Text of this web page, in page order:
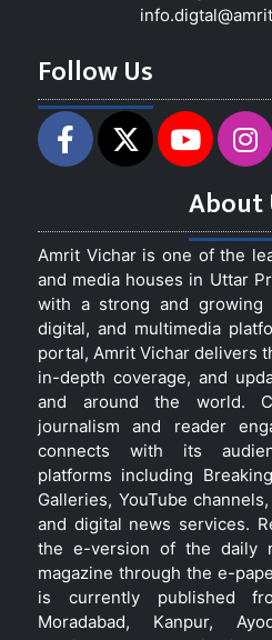
Follow Us
About
Amrit Vichar is one of the
and media houses in Uttar
with a strong and growing
digital, and multimedia
portal, Amrit Vichar delivers
in-depth coverage, and
and around the world.
journalism and reader
connects with its
platforms including
Galleries, YouTube
and digital news services.
the e-version of the daily
magazine through the e-
is currently published
Moradabad, Kanpur,